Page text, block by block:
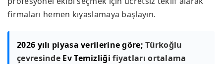
firmaları hemen kıyaslamaya başlayın.
2026 yılı piyasa verilerine göre; Türkoğlu
çevresinde Ev Temizliği fiyatları ortalama